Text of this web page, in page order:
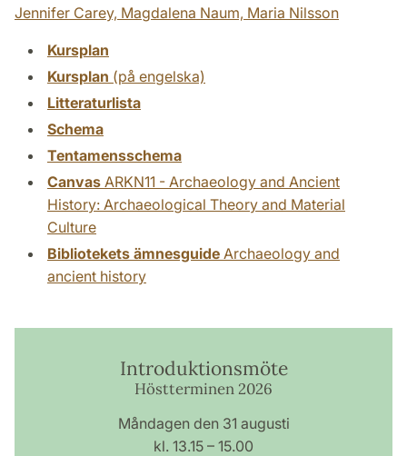
Jennifer Carey, Magdalena Naum, Maria Nilsson
Kursplan
Kursplan (på engelska)
Litteraturlista
Schema
Tentamensschema
Canvas ARKN11 - Archaeology and Ancient
History: Archaeological Theory and Material
Culture
Bibliotekets ämnesguide Archaeology and
ancient history
Introduktionsmöte
Höstterminen 2026
Måndagen den 31 augusti
kl. 13.15 – 15.00